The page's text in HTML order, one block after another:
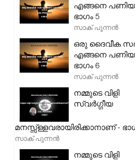
എങ്ങനെ
ഭാഗം 5
സാക് പുന്നൻ
ഒരു ദൈവീക
എങ്ങനെ
ഭാഗം 6
സാക് പുന്നൻ
നമ്മുടെ വിളി
സ്വർഗ്ഗീയ
മനസ്സ്ള്ളവരായിരിക്കാനാണ് -
സാക് പുന്നൻ
നമ്മുടെ വിളി